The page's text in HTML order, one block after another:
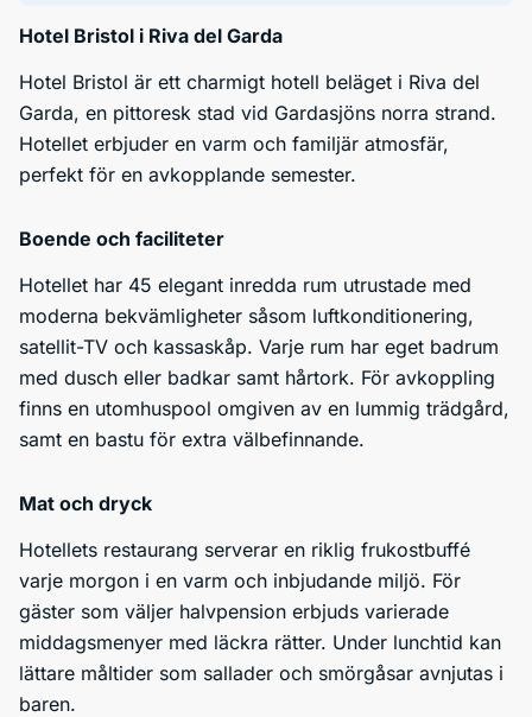
Hotel Bristol i Riva del Garda
Hotel Bristol är ett charmigt hotell beläget i Riva del
Garda, en pittoresk stad vid Gardasjöns norra strand.
Hotellet erbjuder en varm och familjär atmosfär,
perfekt för en avkopplande semester.
Boende och faciliteter
Hotellet har 45 elegant inredda rum utrustade med
moderna bekvämligheter såsom luftkonditionering,
satellit-TV och kassaskåp. Varje rum har eget badrum
med dusch eller badkar samt hårtork. För avkoppling
finns en utomhuspool omgiven av en lummig trädgård,
samt en bastu för extra välbefinnande.
Mat och dryck
Hotellets restaurang serverar en riklig frukostbuffé
varje morgon i en varm och inbjudande miljö. För
gäster som väljer halvpension erbjuds varierade
middagsmenyer med läckra rätter. Under lunchtid kan
lättare måltider som sallader och smörgåsar avnjutas i
baren.